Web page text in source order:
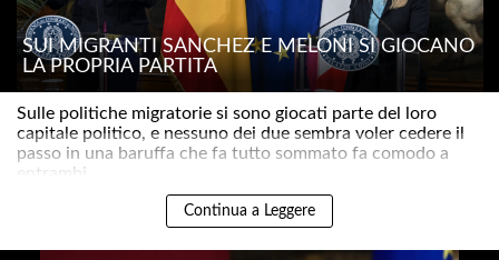
SUI MIGRANTI SÁNCHEZ E MELONI SI GIOCANO
LA PROPRIA PARTITA
Sulle politiche migratorie si sono giocati parte del loro
capitale politico, e nessuno dei due sembra voler cedere il
passo in una baruffa che fa tutto sommato fa comodo a
entrambi ..
Continua a Leggere